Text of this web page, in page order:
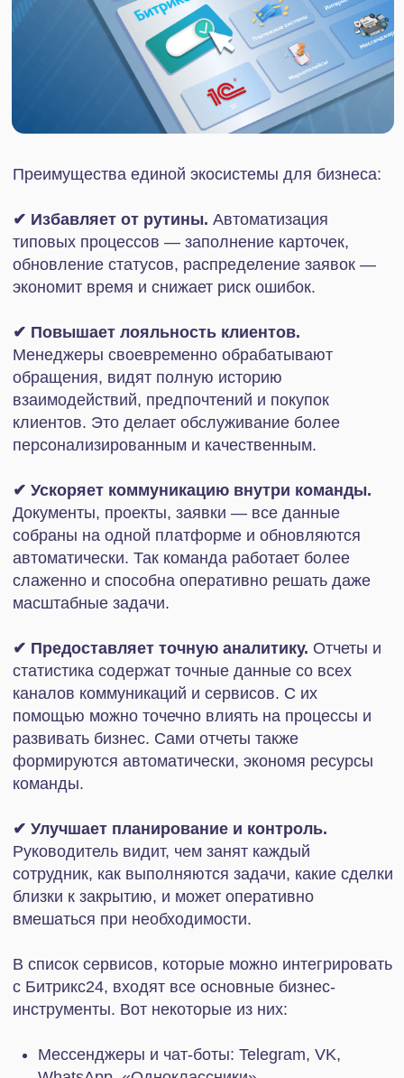
сотрудник, как выполняются задачи, какие сделки
близки к закрытию, и может оперативно
вмешаться при необходимости.
В список сервисов, которые можно интегрировать
с Битрикс24, входят все основные бизнес-
инструменты. Вот некоторые из них:
Мессенджеры и чат-боты: Telegram, VK,
Продукты 1С
IP-телефония
Транспортные и логистические операторы:
Маркетплейсы: Wildberries, Ozon, Яндекс
Маркет, Avito, «Мегамаркет», VK Маркет
Платежные системы: ЮKassa, Robokassa,
Райффайзен Банк
Маркетинговые и рекламные платформы:
Яндекс Директ, Unisender
Сервисы рекрутмента: HeadHunter, Rabota.ru,
«Хантфлоу»
Далее мы рассмотрим популярные готовые
интеграции, их особенности и настройки.
1С — самая популярная
Популярные интеграции
Интеграция CRM Битрикс24 и 1C объединяет
данные по продажам, клиентам и финансам.
Сотрудники продолжают работать, как прежде:
менеджер — в системе управления клиентами и
сделками, бухгалтер — в 1С. А вот данные из
одного сервиса в другой поступают
автоматически: необходимости переносить
информацию вручную из одной системы в другую
больше нет. Таким образом, персонал вместо
«Коннектор к 1С»